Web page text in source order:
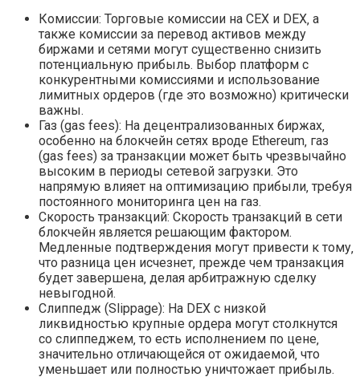
Комиссии: Торговые комиссии на CEX и DEX‚ а
также комиссии за перевод активов между
биржами и сетями могут существенно снизить
потенциальную прибыль. Выбор платформ с
конкурентными комиссиями и использование
лимитных ордеров (где это возможно) критически
важны.
Газ (gas fees): На децентрализованных биржах‚
особенно на блокчейн сетях вроде Ethereum‚ газ
(gas fees) за транзакции может быть чрезвычайно
высоким в периоды сетевой загрузки. Это
напрямую влияет на оптимизацию прибыли‚ требуя
постоянного мониторинга цен на газ.
Скорость транзакций: Скорость транзакций в сети
блокчейн является решающим фактором.
Медленные подтверждения могут привести к тому‚
что разница цен исчезнет‚ прежде чем транзакция
будет завершена‚ делая арбитражную сделку
невыгодной.
Слиппедж (Slippage): На DEX с низкой
ликвидностью крупные ордера могут столкнутся
со слиппеджем‚ то есть исполнением по цене‚
значительно отличающейся от ожидаемой‚ что
уменьшает или полностью уничтожает прибыль.